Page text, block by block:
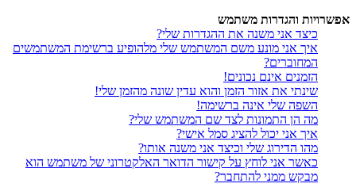
אפשרויות והגדרות משתמש
כיצד אני משנה את ההגדרות שלי?
איך אני מונע משם המשתמש שלי מלהופיע ברשימת המשתמשים
המחוברים?
הזמנים אינם נכונים!
שינתי את אזור הזמן והוא עדין שונה מהזמן שלי!
השפה שלי אינה ברשימה!
מה הן התמונות לצד שם המשתמש שלי?
איך אני יכול להציג סמל אישי?
מהו הדירוג שלי וכיצד אני משנה אותו?
כאשר אני לוחץ על קישור הדואר האלקטרוני של משתמש הוא
מבקש ממני להתחבר?